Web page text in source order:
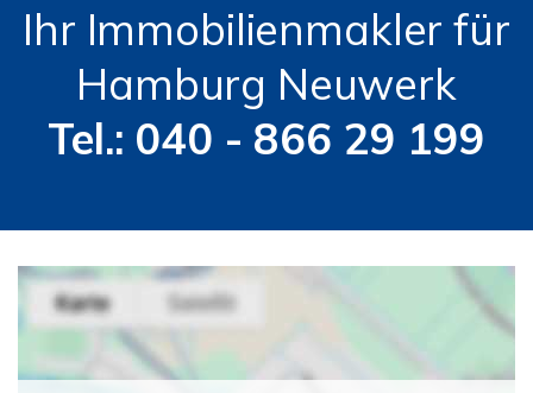
Ihr Immobilienmakler für
Hamburg Neuwerk
Tel.: 040 - 866 29 199